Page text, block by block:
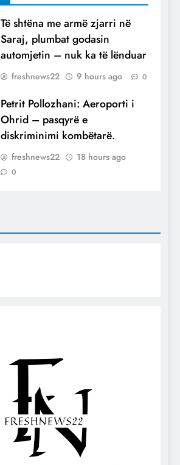
Të shtëna me armë zjarri në
Saraj, plumbat godasin
automjetin – nuk ka të lënduar
freshnews22 9 hours ago 0
Petrit Pollozhani: Aeroporti i
Ohrid – pasqyrë e
diskriminimi kombëtarë.
freshnews22 18 hours ago
0